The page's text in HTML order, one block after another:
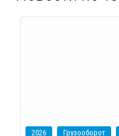
2026 Грузооборот